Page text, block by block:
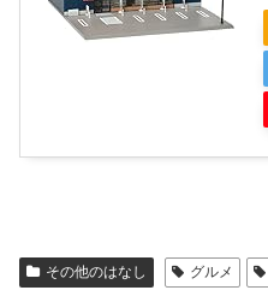
その他のはなし グルメ